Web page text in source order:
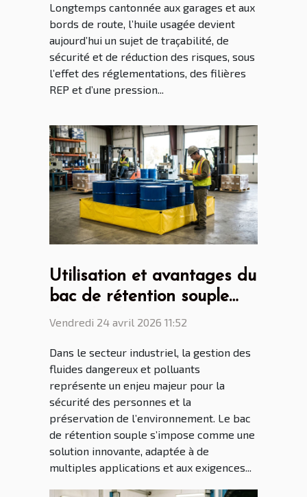
Longtemps cantonnée aux garages et aux
bords de route, l’huile usagée devient
aujourd’hui un sujet de traçabilité, de
sécurité et de réduction des risques, sous
l’effet des réglementations, des filières
REP et d’une pression...
Utilisation et avantages du
bac de rétention souple
dans l'industrie
Vendredi 24 avril 2026 11:52
Dans le secteur industriel, la gestion des
fluides dangereux et polluants
représente un enjeu majeur pour la
sécurité des personnes et la
préservation de l’environnement. Le bac
de rétention souple s’impose comme une
solution innovante, adaptée à de
multiples applications et aux exigences...